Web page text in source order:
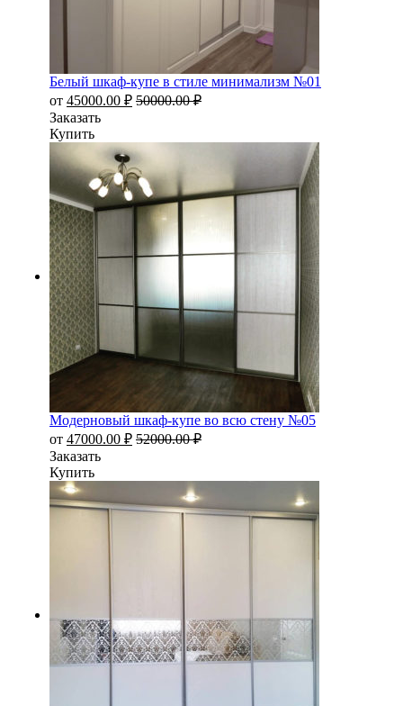
Белый шкаф-купе в стиле минимализм №01
от 45000.00 ₽ 50000.00₽
Заказать
Купить
Модерновый шкаф-купе во всю стену №05
от 47000.00 ₽ 52000.00₽
Заказать
Купить